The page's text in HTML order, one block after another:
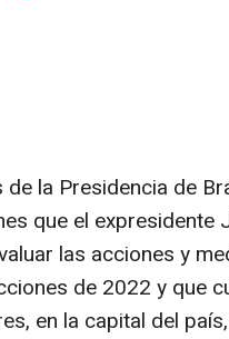
la Presidencia de
que el expresidente
las acciones y
de 2022 y que
en la capital del